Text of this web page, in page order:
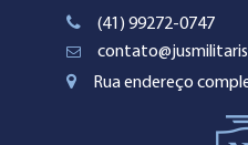
(41) 99272-0747
Rua endereço